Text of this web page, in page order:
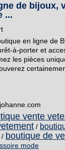
de bijoux,
...
en ligne de
à-porter et
les pièces
vente
/
/ boutique de
mode